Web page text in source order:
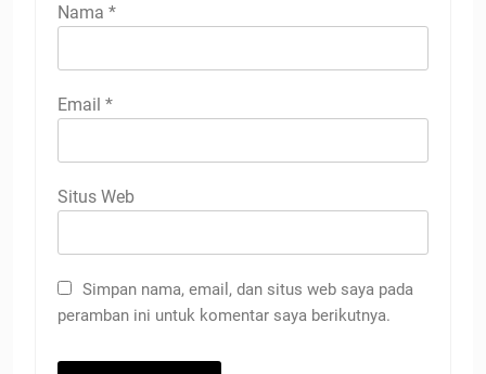
Nama *
Email *
Situs Web
Simpan nama, email, dan situs web saya pada
peramban ini untuk komentar saya berikutnya.